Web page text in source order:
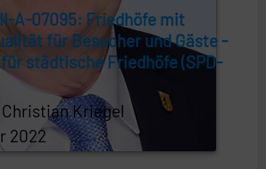
A-07095: Friedhöfe mit
für Besucher und Gäste -
städtische Friedhöfe (SPD-
Christian Kriegel
2022